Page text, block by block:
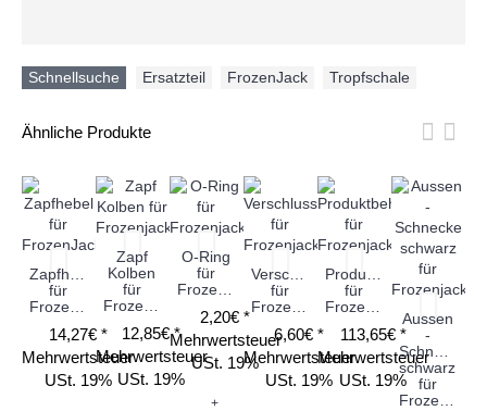
Schnellsuche Ersatzteil FrozenJack Tropfschale
Ähnliche Produkte
Zapfhebel
für
14,27€ *
Mehrwertsteuer
USt. 19%
Zapf
Kolben
für
Frozenjack
12,85€ *
Mehrwertsteuer
USt. 19%
O-Ring
für
Frozenjack
2,20€ *
Mehrwertsteuer
USt. 19%
+
Verschlusskappe
für
Frozenjack
6,60€ *
Mehrwertsteuer
USt. 19%
Produktbehälter
für
Frozenjack
113,65€ *
Mehrwertsteuer
USt. 19%
Aussen
-
Schnecke
schwarz
für
Frozenjack